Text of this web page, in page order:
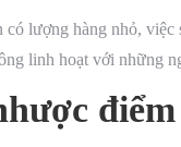
có lượng hàng nhỏ, việc
linh hoạt với những